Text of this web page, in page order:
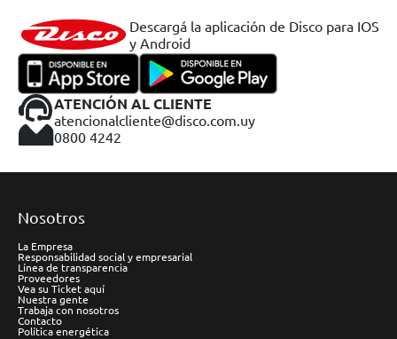
Descargá la aplicación de Disco para IOS
y Android
ATENCIÓN AL CLIENTE
atencionalcliente@disco.com.uy
0800 4242
Nosotros
La Empresa
Responsabilidad social y empresarial
Línea de transparencia
Proveedores
Vea su Ticket aquí
Nuestra gente
Trabaja con nosotros
Contacto
Política energética